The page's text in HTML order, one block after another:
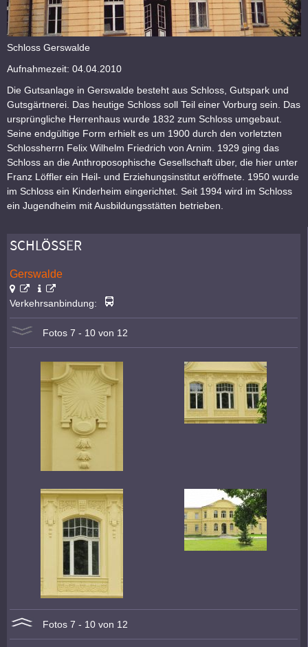
Schloss Gerswalde
Aufnahmezeit: 04.04.2010
Die Gutsanlage in Gerswalde besteht aus Schloss, Gutspark und
Gutsgärtnerei. Das heutige Schloss soll Teil einer Vorburg sein. Das
ursprüngliche Herrenhaus wurde 1832 zum Schloss umgebaut.
Seine endgültige Form erhielt es um 1900 durch den vorletzten
Schlossherrn Felix Wilhelm Friedrich von Arnim. 1929 ging das
Schloss an die Anthroposophische Gesellschaft über, die hier unter
Franz Löffler ein Heil- und Erziehungsinstitut eröffnete. 1950 wurde
im Schloss ein Kinderheim eingerichtet. Seit 1994 wird im Schloss
ein Jugendheim mit Ausbildungsstätten betrieben.
SCHLÖSSER
Gerswalde
Verkehrsanbindung:
Fotos 7 - 10 von 12
Fotos 7 - 10 von 12